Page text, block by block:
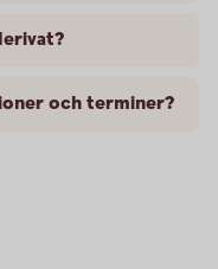
och terminer?